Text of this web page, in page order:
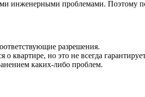
инженерными проблемами. Поэтому
разрешения.
квартире, но это не всегда
каких-либо проблем.